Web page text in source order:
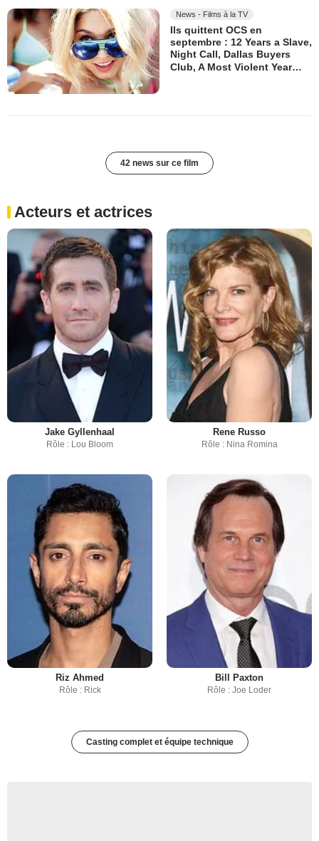
News - Films à la TV
Ils quittent OCS en
septembre : 12 Years a Slave,
Night Call, Dallas Buyers
Club, A Most Violent Year…
42 news sur ce film
Acteurs et actrices
Jake Gyllenhaal
Rôle : Lou Bloom
Rene Russo
Rôle : Nina Romina
Riz Ahmed
Rôle : Rick
Bill Paxton
Rôle : Joe Loder
Casting complet et équipe technique